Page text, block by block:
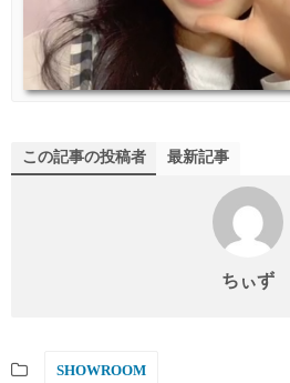
この記事の投稿者 最新記事
ちぃず
SHOWROOM